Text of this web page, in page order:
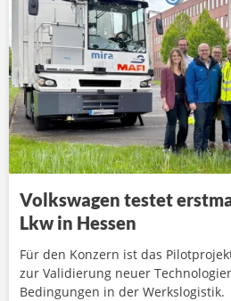
Volkswagen testet
Lkw in Hessen
Für den Konzern ist das
zur Validierung neuer
Bedingungen in der Werkslogistik.